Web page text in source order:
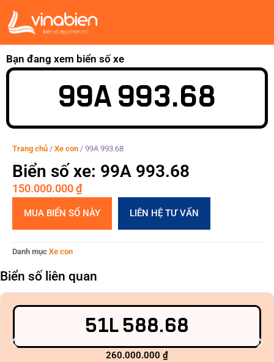
Bạn đang xem biển số xe
99A 993.68
Trang chủ / Xe con / 99A 993.68
Biển số xe: 99A 993.68
150.000.000₫
MUA BIỂN SỐ NÀY LIÊN HỆ TƯ VẤN
Danh mục Xe con
Biển số liên quan
51L 588.68
260.000.000 ₫